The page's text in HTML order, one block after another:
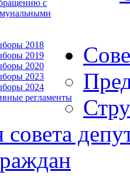
с
2018
2019
2020
2023
2024
регламенты